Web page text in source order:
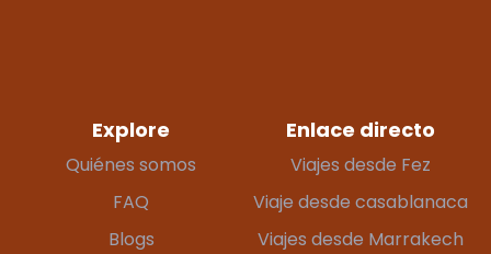
Explore
Quiénes somos
FAQ
Blogs
Enlace directo
Viajes desde Fez
Viaje desde casablanaca
Viajes desde Marrakech